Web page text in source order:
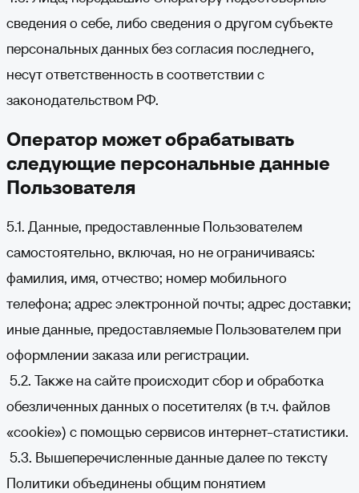
сведения о себе, либо сведения о другом субъекте
персональных данных без согласия последнего,
несут ответственность в соответствии с
законодательством РФ.
Оператор может обрабатывать
следующие персональные данные
Пользователя
5.1. Данные, предоставленные Пользователем
самостоятельно, включая, но не ограничиваясь:
фамилия, имя, отчество; номер мобильного
телефона; адрес электронной почты; адрес доставки;
иные данные, предоставляемые Пользователем при
оформлении заказа или регистрации.
5.2. Также на сайте происходит сбор и обработка
обезличенных данных о посетителях (в т.ч. файлов
«cookie») с помощью сервисов интернет-статистики.
5.3. Вышеперечисленные данные далее по тексту
Политики объединены общим понятием